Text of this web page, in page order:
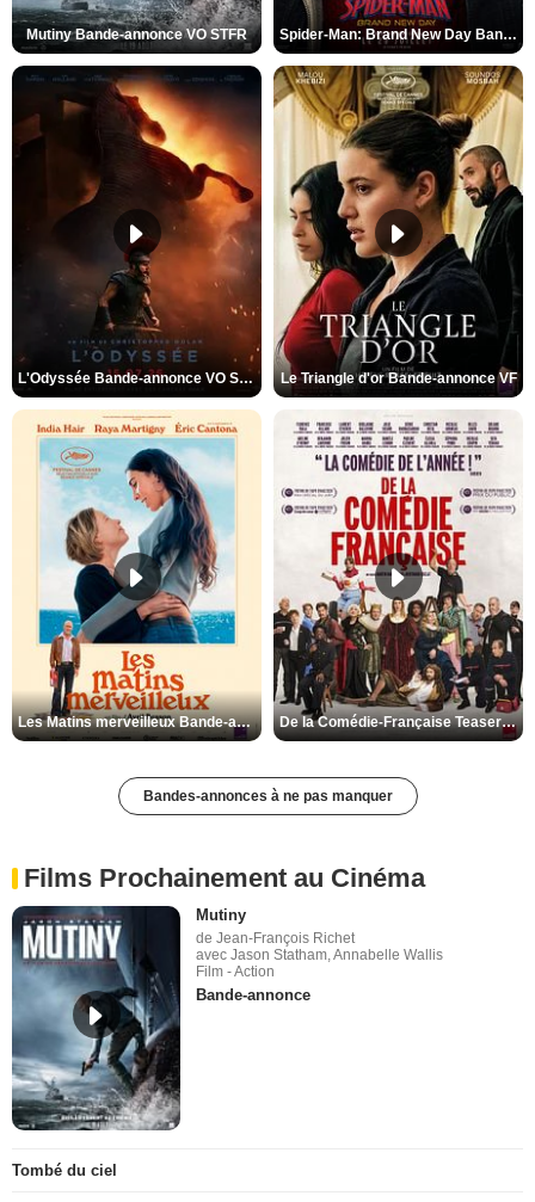
Mutiny Bande-annonce VO STFR Spider-Man: Brand New Day Bande-annonce VO STFR
L'Odyssée Bande-annonce VO STFR Le Triangle d'or Bande-annonce VF
Les Matins merveilleux Bande-annonce VF De la Comédie-Française Teaser VF
Bandes-annonces à ne pas manquer
Films Prochainement au Cinéma
Mutiny
de Jean-François Richet
avec Jason Statham, Annabelle Wallis
Film - Action
Bande-annonce
Tombé du ciel